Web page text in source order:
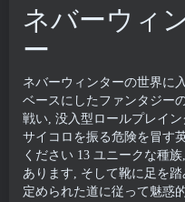
ネバーウィ
ー
ネバーウィンターの世界に
ベースにしたファンタジー
戦い, 没入型ロールプレイン
サイコロを振る危険を冒す
ください 13 ユニークな種
あります, そして靴に足を
定められた道に従って魅惑